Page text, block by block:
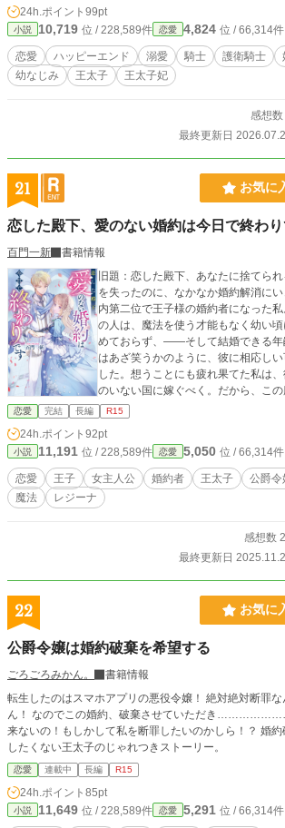
24h.ポイント 99pt
小説 10,719 位 / 228,589件 恋愛 4,824 位 / 66,314件
恋愛 ハッピーエンド 溺愛 騎士 護衛騎士
幼なじみ
王太子 王太子妃
感想
最終更新日
21 お気に
恋した殿下、愛のない婚約は今日で終わ
百門一新
書籍情報
旧題：恋した殿下、あなたに捨てら
を失ったのに、なかなか婚約解消にいきませ
内第二位で王子様の婚約者になった
の人は、魔法を使う才能もなく幼い
めておらず、――そして結婚できる年
はあざ笑うかのように、彼に相応し
した。想うことにも疲れ果てた私は
のいない国に嫁ぐべく。だから、こ
※「小説家になろう」、「カクヨム」
恋愛 完結 長編 R15
24h.ポイント 92pt
小説 11,191 位 / 228,589件 恋愛 5,050 位 / 66,314件
恋愛 王子 女主人公 婚約者 王太子 公爵令
魔法
レジーナ
感想数
最終更新日
22 お気に
公爵令嬢は婚約破棄を希望する
ごろごろみかん。
書籍情報
転生したのはスマホアプリの悪役令嬢！ 絶対絶対断罪
ん！ なのでこの婚約、破棄させていただき
来ないの！もしかして私を断罪したいのかしら！？ 婚
したくない王太子のじゃれつきストーリー。
恋愛 連載中 長編 R15
24h.ポイント 85pt
小説 11,649 位 / 228,589件 恋愛 5,291 位 / 66,314件